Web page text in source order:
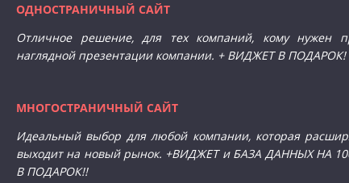
ОДНОСТРАНИЧНЫЙ САЙТ
Отличное решение, для тех компаний, кому нужен
наглядной презентации компании. + ВИДЖЕТ В ПОДАРОК!
МНОГОСТРАНИЧНЫЙ САЙТ
Идеальный выбор для любой компании, которая
выходит на новый рынок. +ВИДЖЕТ и БАЗА ДАННЫХ НА
В ПОДАРОК!!